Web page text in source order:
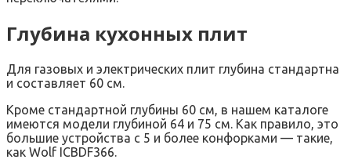
Глубина кухонных плит
Для газовых и электрических плит глубина стандартна
и составляет 60 см.
Кроме стандартной глубины 60 см, в нашем каталоге
имеются модели глубиной 64 и 75 см. Как правило, это
большие устройства с 5 и более конфорками — такие,
как Wolf ICBDF366.